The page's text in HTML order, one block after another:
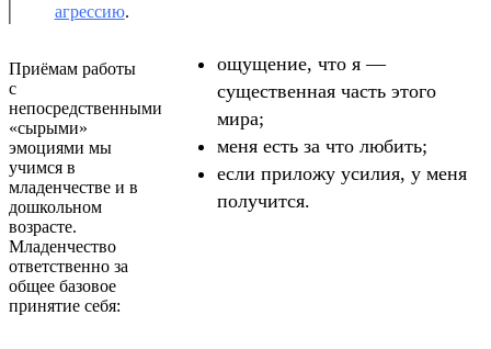
агрессию.
Приёмам работы
с
непосредственными
«сырыми»
эмоциями мы
учимся в
младенчестве и в
дошкольном
возрасте.
Младенчество
ответственно за
общее базовое
принятие себя:
ощущение, что я —
существенная часть этого
мира;
меня есть за что любить;
если приложу усилия, у меня
получится.